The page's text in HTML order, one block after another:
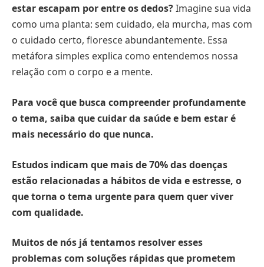
estar escapam por entre os dedos?Imagine sua vida
como uma planta: sem cuidado, ela murcha, mas com
o cuidado certo, floresce abundantemente. Essa
metáfora simples explica como entendemos nossa
relação com o corpo e a mente.
Para você que busca compreender profundamente
o tema, saiba que cuidar da saúde e bem estaré
mais necessário do que nunca.
Estudos indicam que mais de 70% das doenças
estão relacionadas a hábitos de vida e estresse, o
que torna o tema urgente para quem quer viver
com qualidade.
Muitos de nós já tentamos resolver esses
problemas com soluções rápidas que prometem